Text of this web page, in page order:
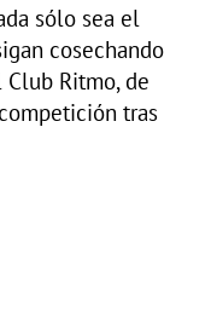
sólo sea el
cosechando
Ritmo, de
tras